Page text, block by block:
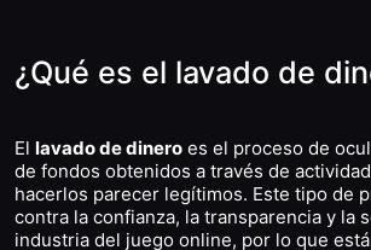
¿Qué es el lavado de
El lavado de dinero es el proceso de
de fondos obtenidos a través de
hacerlos parecer legítimos. Este tipo de
contra la confianza, la transparencia y la
industria del juego online, por lo que